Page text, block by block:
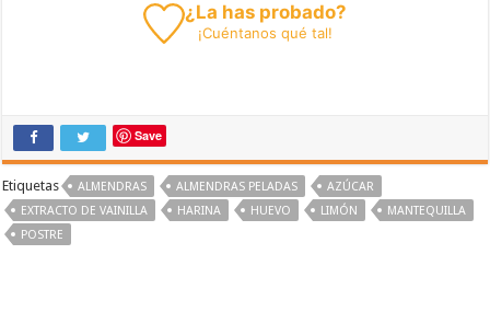
¿La has probado?
¡Cuéntanos qué tal!
Save
Etiquetas ALMENDRAS ALMENDRAS PELADAS
AZÚCAR
EXTRACTO DE VAINILLA
HARINA HUEVO LIMÓN
MANTEQUILLA
POSTRE